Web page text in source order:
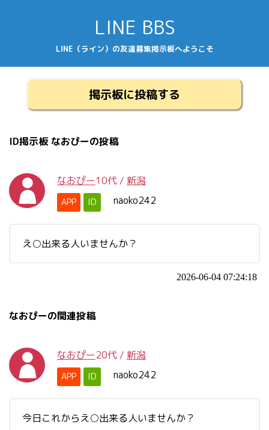
LINE BBS
LINE（ライン）の友達募集掲示板へようこそ
掲示板に投稿する
ID掲示板 なおぴーの投稿
なおぴー10代 / 新潟
APP ID naoko242
え○出来る人いませんか？
2026-06-04 07:24:18
なおぴーの関連投稿
なおぴー20代 / 新潟
APP ID naoko242
今日これからえ○出来る人いませんか？